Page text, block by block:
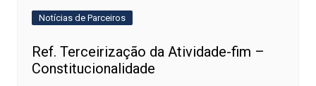
Notícias de Parceiros
Ref. Terceirização da Atividade-fim –
Constitucionalidade